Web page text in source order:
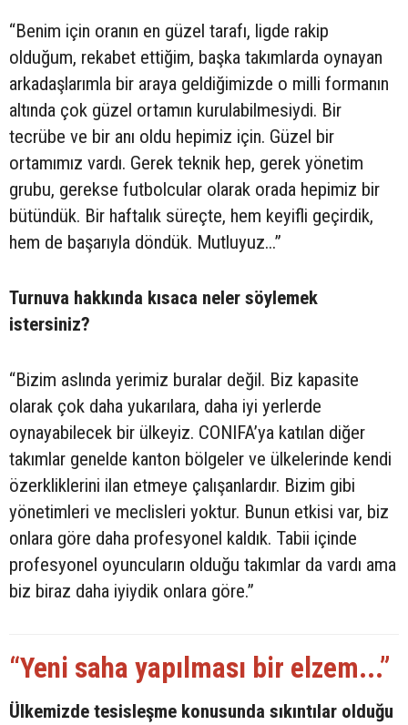
“Benim için oranın en güzel tarafı, ligde rakip
olduğum, rekabet ettiğim, başka takımlarda oynayan
arkadaşlarımla bir araya geldiğimizde o milli formanın
altında çok güzel ortamın kurulabilmesiydi. Bir
tecrübe ve bir anı oldu hepimiz için. Güzel bir
ortamımız vardı. Gerek teknik hep, gerek yönetim
grubu, gerekse futbolcular olarak orada hepimiz bir
bütündük. Bir haftalık süreçte, hem keyifli geçirdik,
hem de başarıyla döndük. Mutluyuz...”
Turnuva hakkında kısaca neler söylemek
istersiniz?
“Bizim aslında yerimiz buralar değil. Biz kapasite
olarak çok daha yukarılara, daha iyi yerlerde
oynayabilecek bir ülkeyiz. CONIFA’ya katılan diğer
takımlar genelde kanton bölgeler ve ülkelerinde kendi
özerkliklerini ilan etmeye çalışanlardır. Bizim gibi
yönetimleri ve meclisleri yoktur. Bunun etkisi var, biz
onlara göre daha profesyonel kaldık. Tabii içinde
profesyonel oyuncuların olduğu takımlar da vardı ama
biz biraz daha iyiydik onlara göre.”
“Yeni saha yapılması bir elzem...”
Ülkemizde tesisleşme konusunda sıkıntılar olduğu